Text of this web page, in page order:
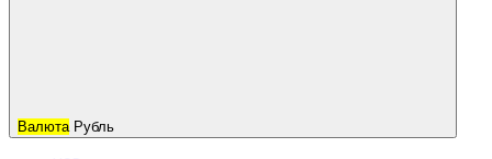
Валюта Рубль